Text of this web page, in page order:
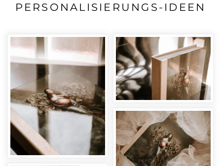
PERSONALISIERUNGS-IDEEN